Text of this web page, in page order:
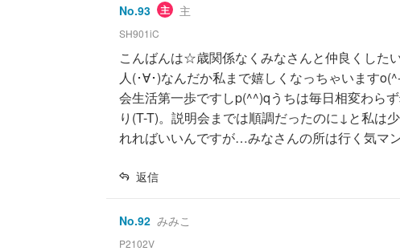
No.93 主 主
SH901iC
こんばんは☆歳関係なくみなさんと仲良くした
人(･∀･)なんだか私まで嬉しくなっちゃいます
会生活第一歩ですしp(^^)qうちは毎日相変わら
り(T-T)。説明会までは順調だったのに↓と私は
れればいいんですが…みなさんの所は行く気マ
返信
No.92 みみこ
P2102V